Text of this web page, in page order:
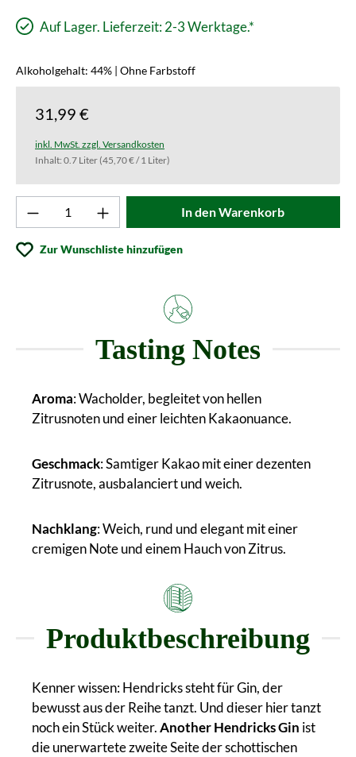
Auf Lager. Lieferzeit: 2-3 Werktage.*
Alkoholgehalt: 44% | Ohne Farbstoff
31,99 €
inkl. MwSt. zzgl. Versandkosten
Inhalt: 0.7 Liter(45,70 € / 1 Liter)
Produkt Anzahl: Gib den gewünschten
In den Warenkorb
Zur Wunschliste hinzufügen
Tasting Notes
Aroma: Wacholder, begleitet von hellen
Zitrusnoten und einer leichten Kakaonuance.
Geschmack: Samtiger Kakao mit einer dezenten
Zitrusnote, ausbalanciert und weich.
Nachklang: Weich, rund und elegant mit einer
cremigen Note und einem Hauch von Zitrus.
Produktbeschreibung
Kenner wissen: Hendricks steht für Gin, der
bewusst aus der Reihe tanzt. Und dieser hier tanzt
noch ein Stück weiter.Another Hendricks Gin ist
die unerwartete zweite Seite der schottischen